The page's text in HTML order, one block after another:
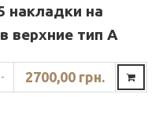
накладки на
верхние тип A
2700,00 грн.